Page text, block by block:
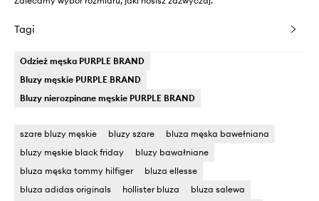
Tagi
Odzież męska PURPLE BRAND
Bluzy męskie PURPLE BRAND
Bluzy nierozpinane męskie PURPLE BRAND
szare bluzy męskie bluzy szare
bluza męska bawełniana
bluzy męskie black friday
bluzy bawałniane
bluza męska tommy hilfiger
bluza ellesse
bluza adidas originals
hollister bluza
bluza salewa